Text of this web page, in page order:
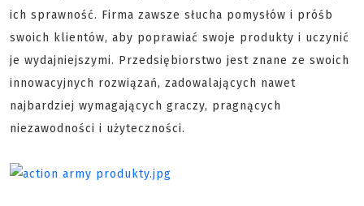
ich sprawność. Firma zawsze słucha pomysłów i próśb
swoich klientów, aby poprawiać swoje produkty i uczynić
je wydajniejszymi. Przedsiębiorstwo jest znane ze swoich
innowacyjnych rozwiązań, zadowalających nawet
najbardziej wymagających graczy, pragnących
niezawodności i użyteczności.